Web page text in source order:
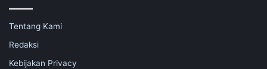
Tentang Kami
Redaksi
Kebijakan Privacy